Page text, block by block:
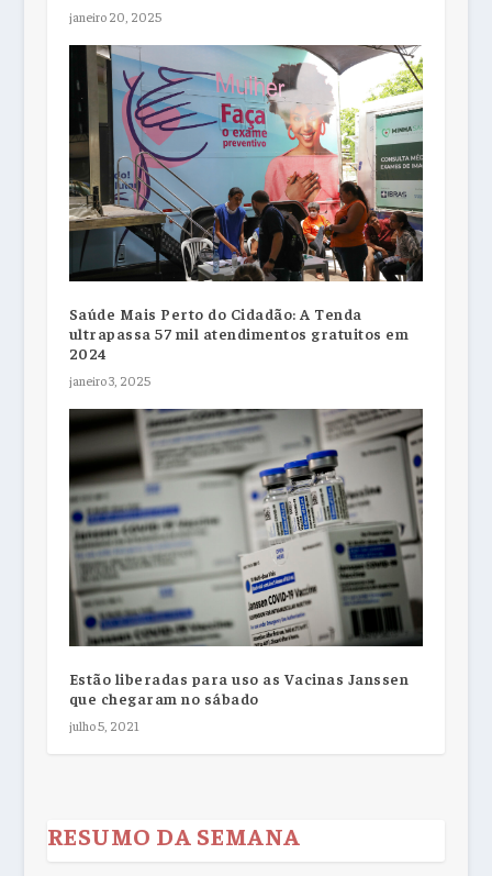
janeiro 20, 2025
Saúde Mais Perto do Cidadão: A Tenda
ultrapassa 57 mil atendimentos gratuitos em
2024
janeiro 3, 2025
Estão liberadas para uso as Vacinas Janssen
que chegaram no sábado
julho 5, 2021
RESUMO DA SEMANA